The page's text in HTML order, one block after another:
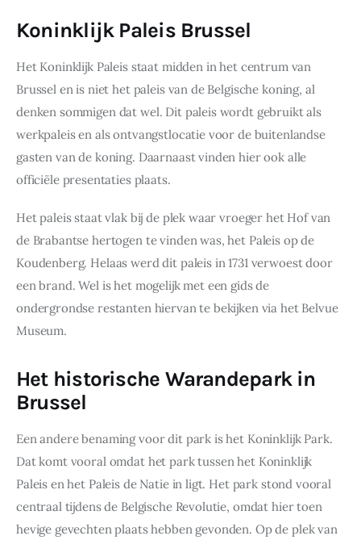
Koninklijk Paleis Brussel
Het Koninklijk Paleis staat midden in het centrum van
Brussel en is niet het paleis van de Belgische koning, al
denken sommigen dat wel. Dit paleis wordt gebruikt als
werkpaleis en als ontvangstlocatie voor de buitenlandse
gasten van de koning. Daarnaast vinden hier ook alle
officiële presentaties plaats.
Het paleis staat vlak bij de plek waar vroeger het Hof van
de Brabantse hertogen te vinden was, het Paleis op de
Koudenberg. Helaas werd dit paleis in 1731 verwoest door
een brand. Wel is het mogelijk met een gids de
ondergrondse restanten hiervan te bekijken via het Belvue
Museum.
Het historische Warandepark in
Brussel
Een andere benaming voor dit park is het Koninklijk Park.
Dat komt vooral omdat het park tussen het Koninklijk
Paleis en het Paleis de Natie in ligt. Het park stond vooral
centraal tijdens de Belgische Revolutie, omdat hier toen
hevige gevechten plaats hebben gevonden. Op de plek van